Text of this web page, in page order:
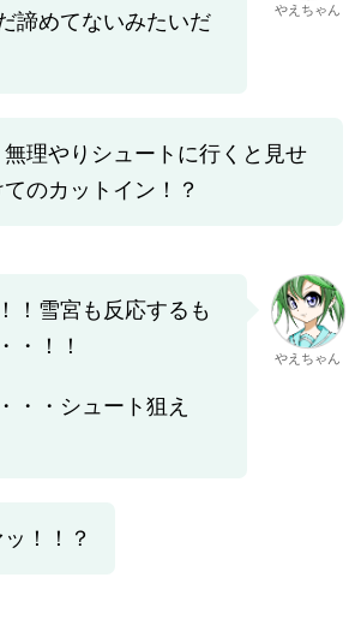
諦めてないみたいだ
やえちゃん
無理やりシュートに行くと見せ
のカットイン！？
！雪宮も反応するも
・！！
・・シュート狙え
やえちゃん
！！？